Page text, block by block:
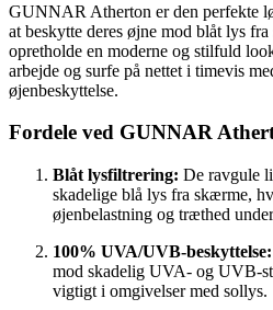
GUNNAR Atherton er den perfekte
at beskytte deres øjne mod blåt lys
opretholde en moderne og stilfuld
arbejde og surfe på nettet i timevis
øjenbeskyttelse.
Fordele ved GUNNAR
Blåt lysfiltrering: De ravgule
skadelige blå lys fra skærme,
øjenbelastning og træthed
100% UVA/UVB-beskyttelse:
mod skadelig UVA- og UVB-
vigtigt i omgivelser med sollys.